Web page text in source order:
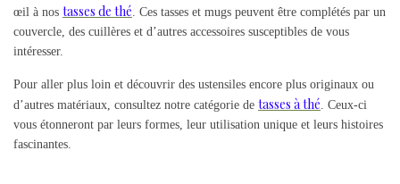
œil à nos tasses de thé. Ces tasses et mugs peuvent être complétés par un
couvercle, des cuillères et d’autres accessoires susceptibles de vous
intéresser.
Pour aller plus loin et découvrir des ustensiles encore plus originaux ou
d’autres matériaux, consultez notre catégorie de tasses à thé. Ceux-ci
vous étonneront par leurs formes, leur utilisation unique et leurs histoires
fascinantes.